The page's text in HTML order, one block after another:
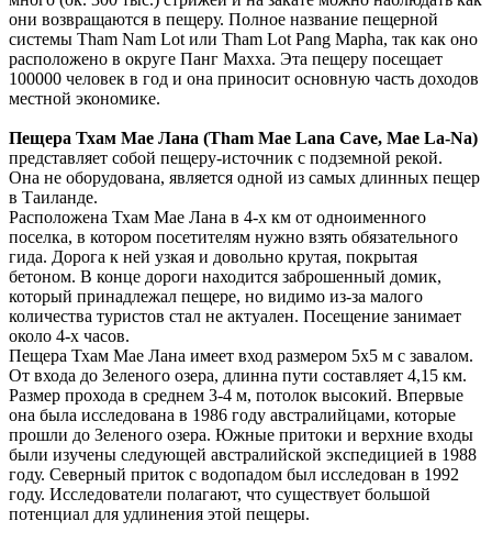
они возвращаются в пещеру. Полное название пещерной
системы Tham Nam Lot или Tham Lot Pang Mapha, так как оно
расположено в округе Панг Махха. Эта пещеру посещает
100000 человек в год и она приносит основную часть доходов
местной экономике.
Пещера Тхам Мае Лана (Tham Mae Lana Cave, Mae La-Na)
представляет собой пещеру-источник с подземной рекой.
Она не оборудована, является одной из самых длинных пещер
в Таиланде.
Расположена Тхам Мае Лана в 4-х км от одноименного
поселка, в котором посетителям нужно взять обязательного
гида. Дорога к ней узкая и довольно крутая, покрытая
бетоном. В конце дороги находится заброшенный домик,
который принадлежал пещере, но видимо из-за малого
количества туристов стал не актуален. Посещение занимает
около 4-х часов.
Пещера Тхам Мае Лана имеет вход размером 5х5 м с завалом.
От входа до Зеленого озера, длинна пути составляет 4,15 км.
Размер прохода в среднем 3-4 м, потолок высокий. Впервые
она была исследована в 1986 году австралийцами, которые
прошли до Зеленого озера. Южные притоки и верхние входы
были изучены следующей австралийской экспедицией в 1988
году. Северный приток с водопадом был исследован в 1992
году. Исследователи полагают, что существует большой
потенциал для удлинения этой пещеры.